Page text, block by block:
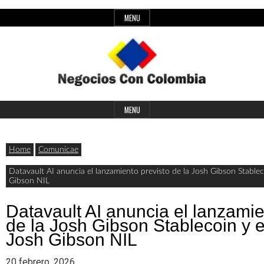
to
MENU
Negocios
con
Colombia
Últimas
noticias,
comunicados
y
actualidad
de
negocios
con
Header
MENU
Home Comunicae
Datavault AI anuncia el lanzamiento previsto de la Josh Gibson
Gibson NIL
Datavault AI anuncia el
de la Josh Gibson Stablecoin y
Josh Gibson NIL
20 febrero, 2026